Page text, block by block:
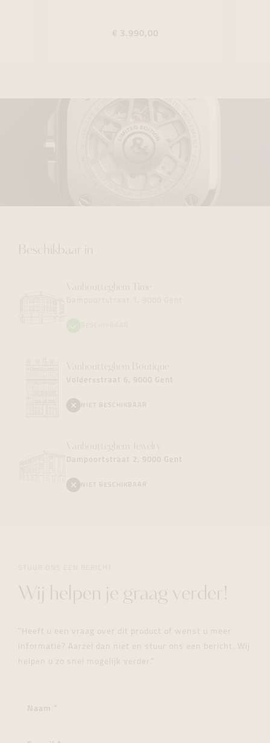
€ 3.990,00
Beschikbaar in
Vanhoutteghem Time
Vanhoutteghem Boutique
Voldersstraat 6, 9000 Gent
NIET BESCHIKBAAR
Vanhoutteghem Jewelry
Dampoortstraat 2, 9000 Gent
NIET BESCHIKBAAR
Wij helpen je graag verder!
"Heeft u een vraag over dit product of wenst u meer
informatie? Aarzel dan niet en stuur ons een bericht. Wij
helpen u zo snel mogelijk verder."